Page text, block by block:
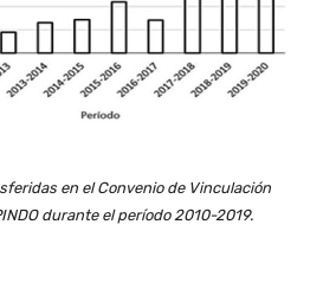
en el Convenio de Vinculación
durante el período 2010-2019.